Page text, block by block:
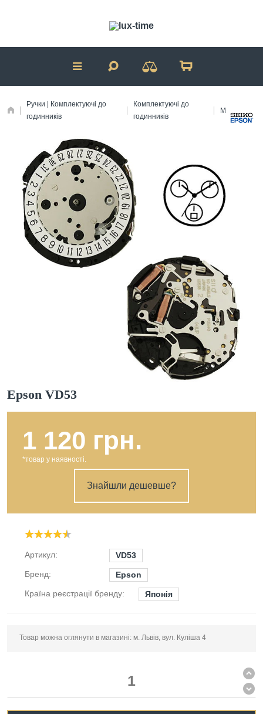
Ручки | Комплектуючі до
годинників
Комплектуючі до
годинників
Механізми
Epson VD53
1 120 грн.
*товар у наявності.
Знайшли дешевше?
Артикул:
VD53
Бренд:
Epson
Країна реєстрації бренду:
Японія
Товар можна оглянути в магазині: м. Львів, вул. Куліша 4